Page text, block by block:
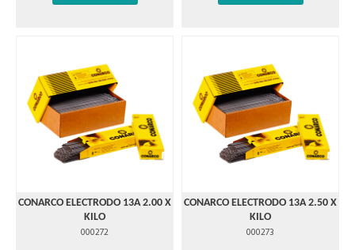
CONARCO ELECTRODO 13A 2.00 X
KILO
000272
CONARCO ELECTRODO 13A 2.50 X
KILO
000273